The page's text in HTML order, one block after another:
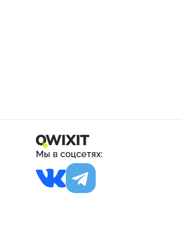
Мы в соцсетях: